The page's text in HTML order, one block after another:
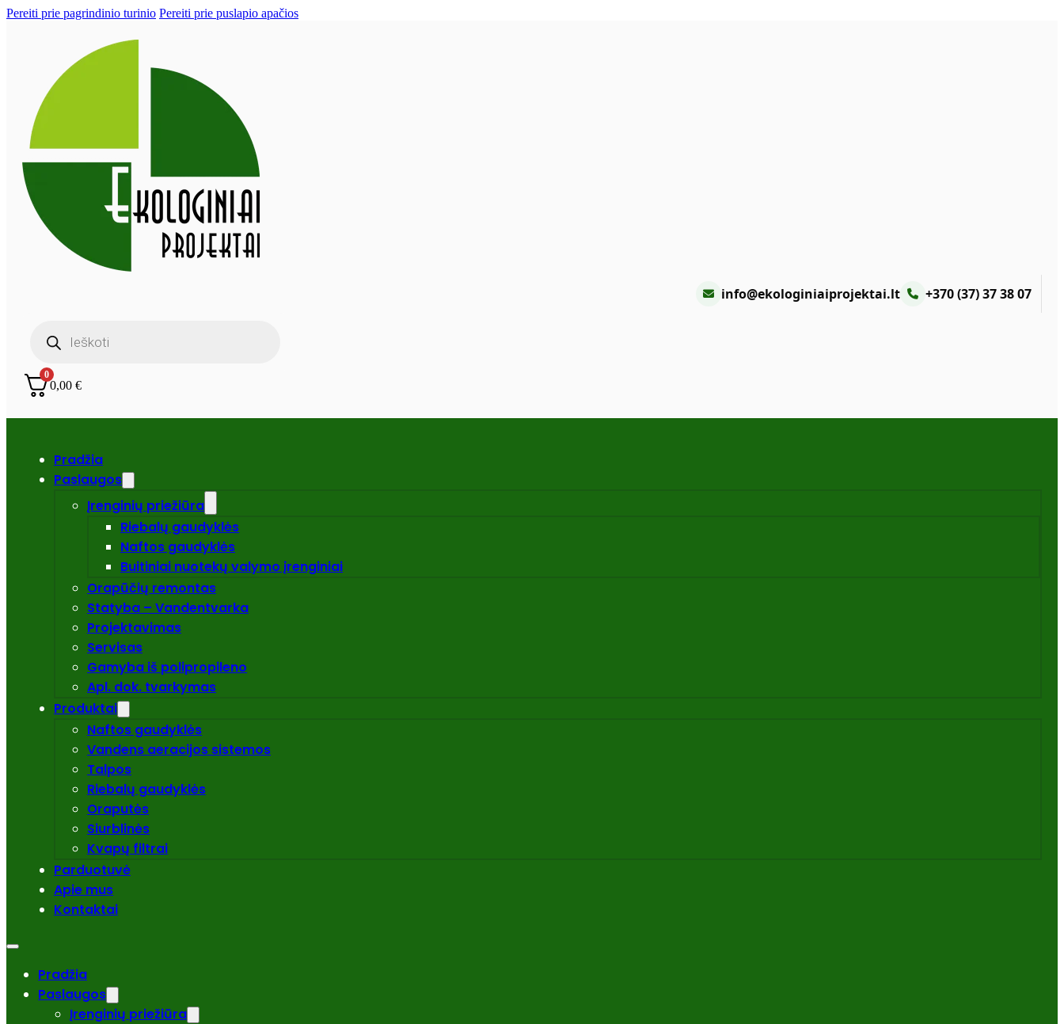
Pereiti prie pagrindinio turinio Pereiti prie puslapio apačios
info@ekologiniaiprojektai.lt +370 (37) 37 38 07
search
0
0,00 €
Pradžia
Paslaugos
Įrenginių priežiūra
Riebalų gaudyklės
Naftos gaudyklės
Buitiniai nuotekų valymo įrenginiai
Orapūčių remontas
Statyba – Vandentvarka
Projektavimas
Servisas
Gamyba iš polipropileno
Apl. dok. tvarkymas
Produktai
Naftos gaudyklės
Vandens aeracijos sistemos
Talpos
Riebalų gaudyklės
Oraputės
Siurblinės
Kvapų filtrai
Parduotuvė
Apie mus
Kontaktai
Pradžia
Paslaugos
Įrenginių priežiūra